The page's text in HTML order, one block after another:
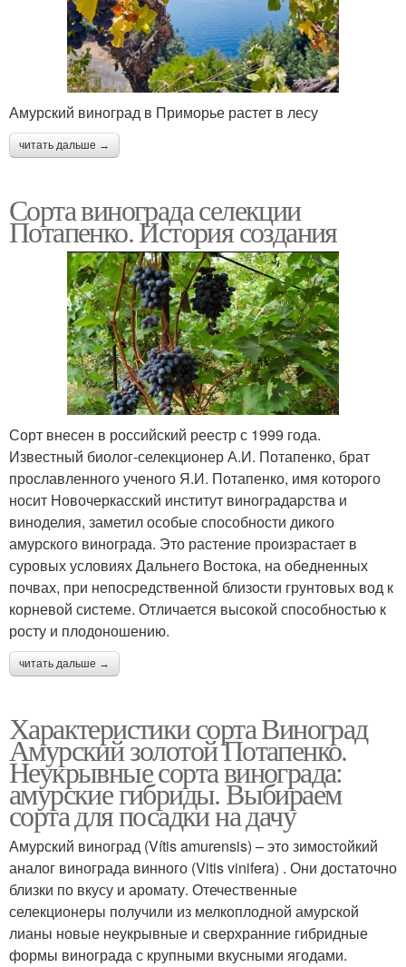
Амурский виноград в Приморье растет в лесу
читать дальше →
Сорта винограда селекции
Потапенко. История создания
Сорт внесен в российский реестр с 1999 года.
Известный биолог-селекционер А.И. Потапенко, брат
прославленного ученого Я.И. Потапенко, имя которого
носит Новочеркасский институт виноградарства и
виноделия, заметил особые способности дикого
амурского винограда. Это растение произрастает в
суровых условиях Дальнего Востока, на обедненных
почвах, при непосредственной близости грунтовых вод к
корневой системе. Отличается высокой способностью к
росту и плодоношению.
читать дальше →
Характеристики сорта Виноград
Амурский золотой Потапенко.
Неукрывные сорта винограда:
амурские гибриды. Выбираем
сорта для посадки на дачу
Амурский виноград (Vítis amurensis) – это зимостойкий
аналог винограда винного (Vitis vinifera) . Они достаточно
близки по вкусу и аромату. Отечественные
селекционеры получили из мелкоплодной амурской
лианы новые неукрывные и сверхранние гибридные
формы винограда с крупными вкусными ягодами.